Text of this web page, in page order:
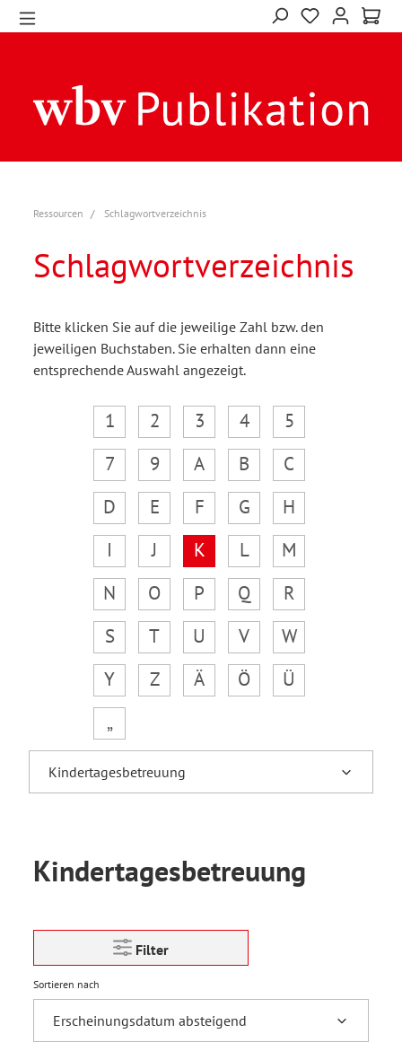
Ressourcen Schlagwortverzeichnis
Schlagwortverzeichnis
Bitte klicken Sie auf die jeweilige Zahl bzw. den
jeweiligen Buchstaben. Sie erhalten dann eine
entsprechende Auswahl angezeigt.
1 2 3 4
5
7
9 A B
C
D
E F G
H
I
J K L
M
N
O P Q
R
S
T U V
W
Y
Z Ä Ö
Ü
„
Kindertagesbetreuung
Filter
Sortieren nach